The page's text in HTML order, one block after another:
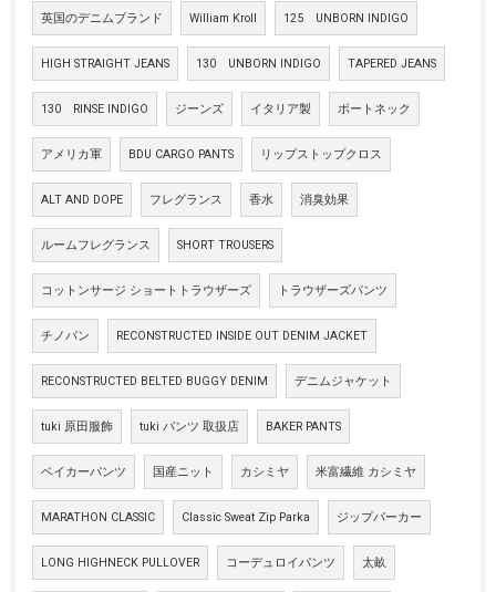
英国のデニムブランド William Kroll 125 UNBORN INDIGO
HIGH STRAIGHT JEANS 130 UNBORN INDIGO TAPERED JEANS
130 RINSE INDIGO ジーンズ イタリア製 ボートネック
アメリカ軍 BDU CARGO PANTS リップストップクロス
ALT AND DOPE フレグランス 香水 消臭効果
ルームフレグランス SHORT TROUSERS
コットンサージ ショートトラウザーズ トラウザーズパンツ
チノパン RECONSTRUCTED INSIDE OUT DENIM JACKET
RECONSTRUCTED BELTED BUGGY DENIM デニムジャケット
tuki 原田服飾 tuki パンツ 取扱店 BAKER PANTS
ベイカーパンツ 国産ニット カシミヤ 米富繊維 カシミヤ
MARATHON CLASSIC Classic Sweat Zip Parka ジップパーカー
LONG HIGHNECK PULLOVER コーデュロイパンツ 太畝